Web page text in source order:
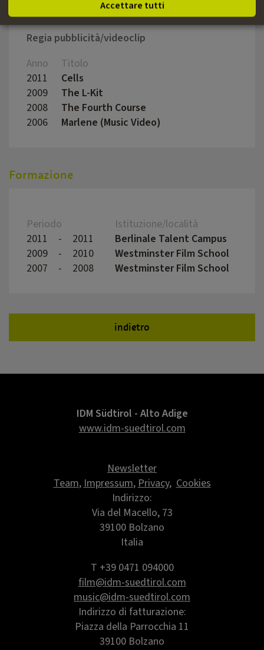
indietro
Regia pubblicità/videoclip
Anno
Titolo
2011
Cells
2009
The L-Kit
2008
The Fourth Course
2006
Marlene (Music Video)
Formazione
Periodo
Istituzione/località
2011
- 2011
Berlinale Talent Campus
2009
- 2010
Westminster Film School
2007
- 2008 Westminster Film School
IDM Südtirol - Alto Adige
www.idm-suedtirol.com
Newsletter
Team,Impressum,Privacy,Cookies
Indirizzo:
Via del Macello, 73
39100 Bolzano
Italia
T +39 0471 094000
film@idm-suedtirol.com
music@idm-suedtirol.com
Indirizzo di fatturazione:
Piazza della Parrocchia 11
39100 Bolzano
Accettare tutti